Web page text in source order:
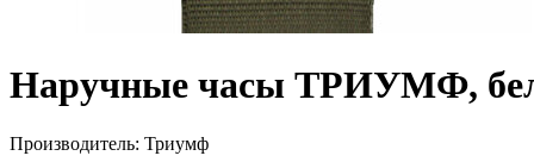
Наручные часы ТРИУМФ,
Производитель: Триумф